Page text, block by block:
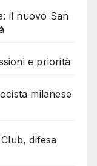
il nuovo San
e priorità
milanese
difesa